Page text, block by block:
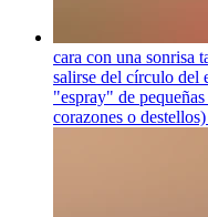
cara con una sonrisa
salirse del círculo del
"espray" de
corazones o